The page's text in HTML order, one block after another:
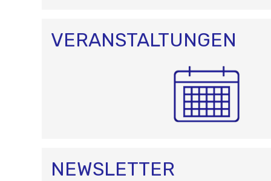
VERANSTALTUNGEN
NEWSLETTER